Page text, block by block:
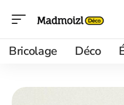
Bricolage Déco